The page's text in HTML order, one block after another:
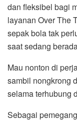
dan fleksibel bagi
layanan Over The
sepak bola tak
saat sedang
Mau nonton di
sambil nongkrong
selama terhubung
Sebagai